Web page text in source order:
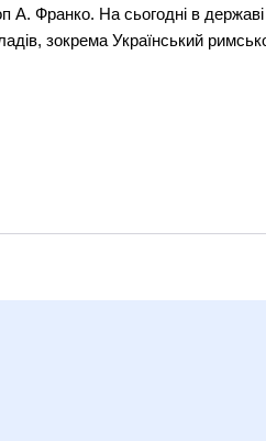
А. Франко. На сьогодні в
зокрема Український